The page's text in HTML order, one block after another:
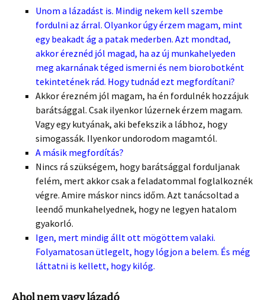
Unom a lázadást is. Mindig nekem kell szembe
fordulni az árral. Olyankor úgy érzem magam, mint
egy beakadt ág a patak mederben. Azt mondtad,
akkor éreznéd jól magad, ha az új munkahelyeden
meg akarnának téged ismerni és nem biorobotként
tekintetének rád. Hogy tudnád ezt megfordítani?
Akkor érezném jól magam, ha én fordulnék hozzájuk
barátsággal. Csak ilyenkor lúzernek érzem magam.
Vagy egy kutyának, aki befekszik a lábhoz, hogy
simogassák. Ilyenkor undorodom magamtól.
A másik megfordítás?
Nincs rá szükségem, hogy barátsággal forduljanak
felém, mert akkor csak a feladatommal foglalkoznék
végre. Amire máskor nincs időm. Azt tanácsoltad a
leendő munkahelyednek, hogy ne legyen hatalom
gyakorló.
Igen, mert mindig állt ott mögöttem valaki.
Folyamatosan ütlegelt, hogy lógjon a belem. És még
láttatni is kellett, hogy kilóg.
Ahol nem vagy lázadó